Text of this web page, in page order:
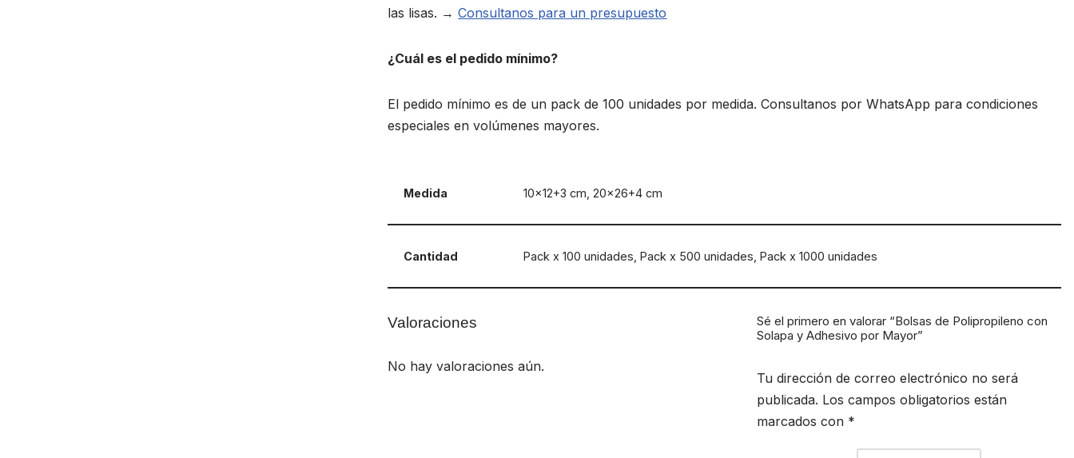
las lisas. →Consultanos para un presupuesto
¿Cuál es el pedido mínimo?
El pedido mínimo es de un pack de 100 unidades por medida. Consultanos por WhatsApp para condiciones
especiales en volúmenes mayores.
Medida 10×12+3 cm, 20×26+4 cm
Cantidad Pack x 100 unidades, Pack x 500 unidades, Pack x 1000 unidades
Valoraciones
No hay valoraciones aún.
Sé el primero en valorar “Bolsas de Polipropileno con
Solapa y Adhesivo por Mayor”
Tu dirección de correo electrónico no será
publicada. Los campos obligatorios están
marcados con *